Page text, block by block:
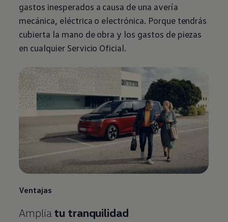
gastos inesperados a causa de una avería
mecánica, eléctrica o electrónica. Porque tendrás
cubierta la mano de obra y los gastos de piezas
en cualquier Servicio Oficial.
Ventajas
Amplía tu tranquilidad